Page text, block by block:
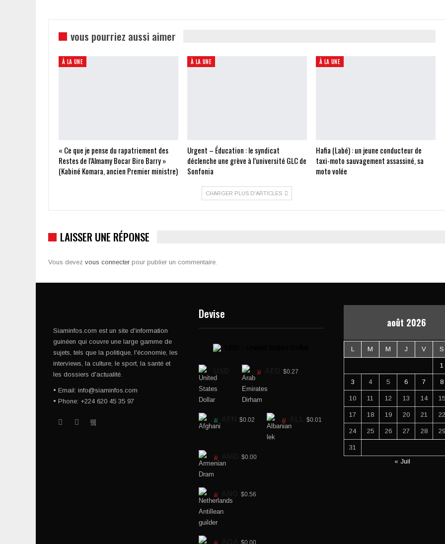
vous pourriez aussi aimer
À LA UNE
« Ce que je pense du rapatriement des
Restes de l’Almamy Bocar Biro Barry »
(Kabiné Komara, ancien Premier ministre)
À LA UNE
Urgent – Éducation : le syndicat
déclenche une grève à l’université GLC de
Sonfonia
À LA UNE
Hafia (Labé) : un jeune conducteur de
taxi-moto sauvagement assassiné, sa
moto volée
CHARGER PLUS D'ARTICLES
LAISSER UNE RÉPONSE
Vous devez vous connecter pour publier un commentaire.
Siaminfos.com est un site d'information
guinéen qui couvre une large gamme de
sujets, tels que la politique, l'économie, les
interviews, la culture, le sport, la santé et
les dossiers d'actualité.
• Email: info@siaminfos.com
• Phone: +224 620 45 35 97
Devise
$0.27
$0.02 $0.01
$0.00
$0.56
$0.00
août 2026
L M M J V S
1
3 4 5 6 7 8
10 11 12 13 14 15
17 18 19 20 21 22
24 25 26 27 28 29
31
« Juil